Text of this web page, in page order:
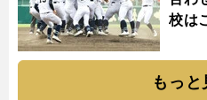
校は
もっと